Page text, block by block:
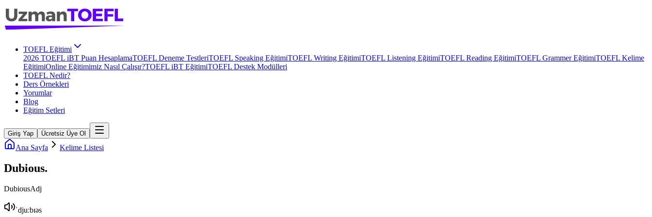
TOEFL Eğitimi
2026 TOEFL iBT Puan HesaplamaTOEFL Deneme TestleriTOEFL Speaking EğitimiTOEFL Writing EğitimiTOEFL Listening EğitimiTOEFL Reading EğitimiTOEFL Grammer EğitimiTOEFL Kelime
EğitimiOnline Eğitimimiz Nasıl Çalışır?TOEFL iBT EğitimiTOEFL Destek Modülleri
TOEFL Nedir?
Ders Örnekleri
Yorumlar
Blog
Eğitim Setleri
Giriş Yap Ücretsiz Üye Ol
Ana Sayfa Kelime Listesi
Dubious.
DubiousAdj
ˈdjuːbɪəs